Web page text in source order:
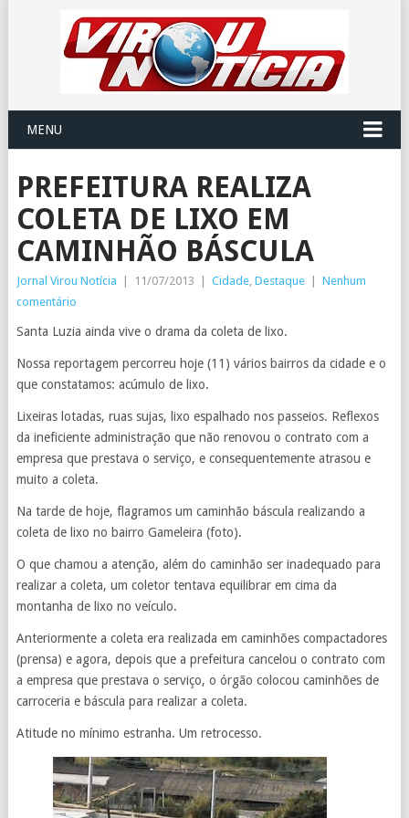
MENU
PREFEITURA REALIZA
COLETA DE LIXO EM
CAMINHÃO BÁSCULA
Jornal Virou Notícia 11/07/2013 Cidade, Destaque
Nenhum
comentário
Santa Luzia ainda vive o drama da coleta de lixo.
Nossa reportagem percorreu hoje (11) vários bairros da cidade e o
que constatamos: acúmulo de lixo.
Lixeiras lotadas, ruas sujas, lixo espalhado nos passeios. Reflexos
da ineficiente administração que não renovou o contrato com a
empresa que prestava o serviço, e consequentemente atrasou e
muito a coleta.
Na tarde de hoje, flagramos um caminhão báscula realizando a
coleta de lixo no bairro Gameleira (foto).
O que chamou a atenção, além do caminhão ser inadequado para
realizar a coleta, um coletor tentava equilibrar em cima da
montanha de lixo no veículo.
Anteriormente a coleta era realizada em caminhões compactadores
(prensa) e agora, depois que a prefeitura cancelou o contrato com
a empresa que prestava o serviço, o órgão colocou caminhões de
carroceria e báscula para realizar a coleta.
Atitude no mínimo estranha. Um retrocesso.